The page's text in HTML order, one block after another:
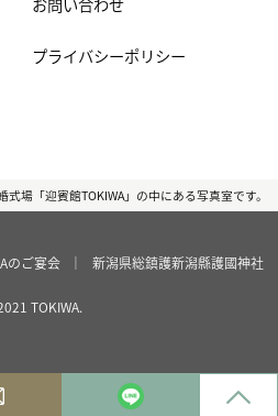
プライバシーポリシー
場「迎賓館TOKIWA」の中にある写真室です。
のご宴会 ｜ 新潟県総鎮護新潟縣護國神社
TOKIWA.